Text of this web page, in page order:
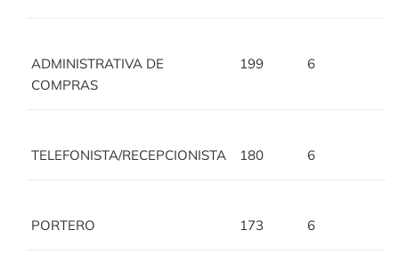
ADMINISTRATIVA DE
COMPRAS
199 6
TELEFONISTA/RECEPCIONISTA 180 6
PORTERO 173 6